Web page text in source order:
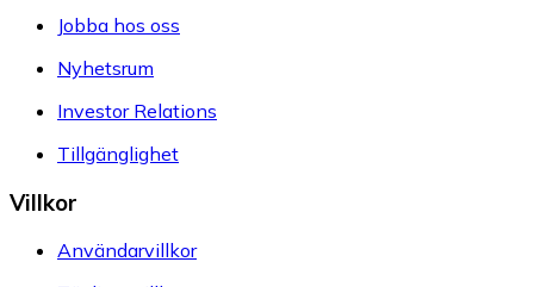
Jobba hos oss
Nyhetsrum
Investor Relations
Tillgänglighet
Villkor
Användarvillkor